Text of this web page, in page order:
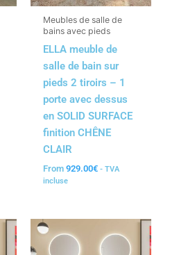
Meubles de salle de
bains avec pieds
ELLA meuble de
salle de bain sur
pieds 2 tiroirs – 1
porte avec dessus
en SOLID SURFACE
finition CHÊNE
CLAIR
From 929.00€ - TVA
incluse